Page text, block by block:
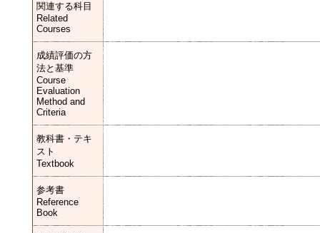
関連する科目
Related
Courses
成績評価の方
法と基準
Course
Evaluation
Method and
Criteria
教科書・テキ
スト
Textbook
参考書
Reference
Book